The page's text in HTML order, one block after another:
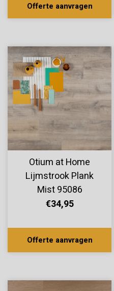
Offerte aanvragen
Otium at Home
Lijmstrook Plank
Mist 95086
€34,95
Offerte aanvragen